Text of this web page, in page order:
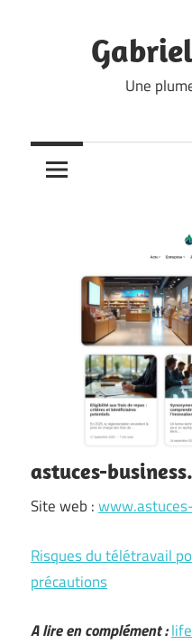
Une
astuces-
Site web :
Risques du télétravail
précautions
A lire en complément :